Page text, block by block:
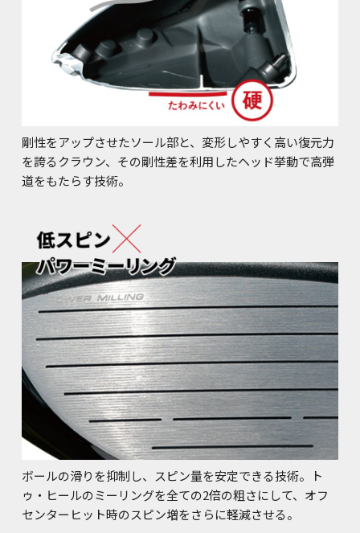
剛性をアップさせたソール部と、変形しやすく高い復元力
を誇るクラウン、その剛性差を利用したヘッド挙動で高弾
道をもたらす技術。
ボールの滑りを抑制し、スピン量を安定できる技術。ト
ゥ・ヒールのミーリングを全ての2倍の粗さにして、オフ
センターヒット時のスピン増をさらに軽減させる。